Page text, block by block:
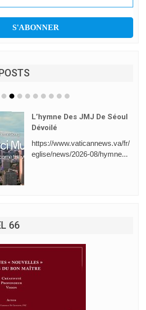
L’hymne Des JMJ De Séoul
Dévoilé
https://www.vaticannews.va/fr/
eglise/news/2026-08/hymne...
66